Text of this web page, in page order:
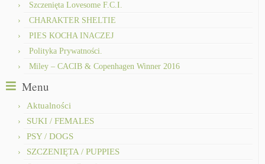
Szczenięta Lovesome F.C.I.
CHARAKTER SHELTIE
PIES KOCHA INACZEJ
Polityka Prywatności.
Miley – CACIB & Copenhagen Winner 2016
Menu
Aktualności
SUKI / FEMALES
PSY / DOGS
SZCZENIĘTA / PUPPIES